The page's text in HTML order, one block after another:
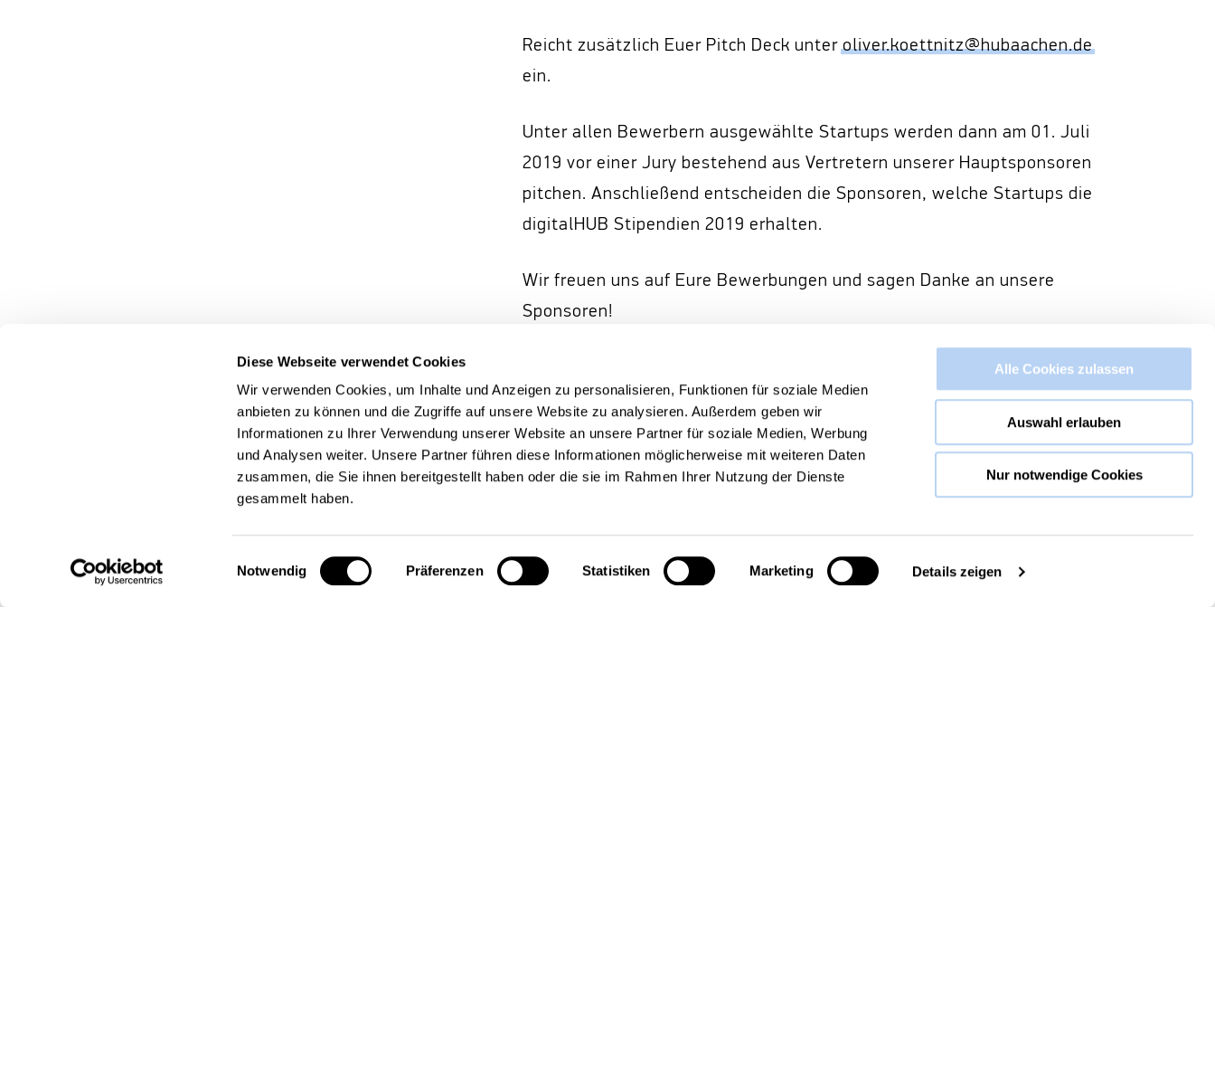
Diese Webseite verwendet Cookies
Wir verwenden Cookies, um Inhalte und Anzeigen zu personalisieren, Funktionen für soziale Medien
anbieten zu können und die Zugriffe auf unsere Website zu analysieren. Außerdem geben wir
Informationen zu Ihrer Verwendung unserer Website an unsere Partner für soziale Medien, Werbung
und Analysen weiter. Unsere Partner führen diese Informationen möglicherweise mit weiteren Daten
zusammen, die Sie ihnen bereitgestellt haben oder die sie im Rahmen Ihrer Nutzung der Dienste
gesammelt haben.
Einwilligungsauswahl
Notwendig Präferenzen Statistiken Marketing Details zeigen
Alle Cookies zulassen
Auswahl erlauben
Nur notwendige Cookies
Reicht zusätzlich Euer Pitch Deck unteroliver.koettnitz@hubaachen.de
ein.
Unter allen Bewerbern ausgewählte Startups werden dann am 01. Juli
2019 vor einer Jury bestehend aus Vertretern unserer Hauptsponsoren
pitchen. Anschließend entscheiden die Sponsoren, welche Startups die
digitalHUB Stipendien 2019 erhalten.
Wir freuen uns auf Eure Bewerbungen und sagen Danke an unsere
Sponsoren!